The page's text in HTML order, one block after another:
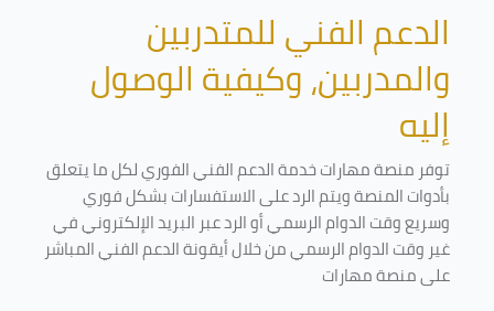
الدعم الفني للمتدربين
والمدربين، وكيفية الوصول
إليه
توفر منصة مهارات خدمة الدعم الفني الفوري لكل ما يتعلق
بأدوات المنصة ويتم الرد على الاستفسارات بشكل فوري
وسريع وقت الدوام الرسمي أو الرد عبر البريد الإلكتروني في
غير وقت الدوام الرسمي من خلال أيقونة الدعم الفني المباشر
على منصة مهارات